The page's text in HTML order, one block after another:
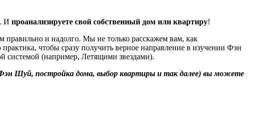
И проанализируете свой собственный дом или квартиру!
и надолго. Мы не только расскажем вам, как
чтобы сразу получить верное направление в изучении Фэн
системой (например, Летящими звездами).
Шуй, постройка дома, выбор квартиры и так далее) вы можете